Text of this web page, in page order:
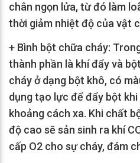
chân ngọn lửa, từ đó làm
thời giảm nhiệt độ của vật
+ Bình bột chữa cháy:
thành phần là khí đẩy và
cháy ở dạng bột khô, có
dụng tạo lực để đẩy bột
khoảng cách xa. Khi chất
độ cao sẽ sản sinh ra khí
cấp O2 cho sự cháy, đám